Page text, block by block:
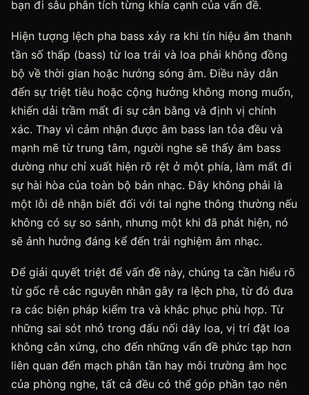
bạn đi sâu phân tích từng khía cạnh của vấn đề.
Hiện tượng lệch pha bass xảy ra khi tín hiệu âm thanh
tần số thấp (bass) từ loa trái và loa phải không đồng
bộ về thời gian hoặc hướng sóng âm. Điều này dẫn
đến sự triệt tiêu hoặc cộng hưởng không mong muốn,
khiến dải trầm mất đi sự cân bằng và định vị chính
xác. Thay vì cảm nhận được âm bass lan tỏa đều và
mạnh mẽ từ trung tâm, người nghe sẽ thấy âm bass
dường như chỉ xuất hiện rõ rệt ở một phía, làm mất đi
sự hài hòa của toàn bộ bản nhạc. Đây không phải là
một lỗi dễ nhận biết đối với tai nghe thông thường nếu
không có sự so sánh, nhưng một khi đã phát hiện, nó
sẽ ảnh hưởng đáng kể đến trải nghiệm âm nhạc.
Để giải quyết triệt để vấn đề này, chúng ta cần hiểu rõ
từ gốc rễ các nguyên nhân gây ra lệch pha, từ đó đưa
ra các biện pháp kiểm tra và khắc phục phù hợp. Từ
những sai sót nhỏ trong đấu nối dây loa, vị trí đặt loa
không cân xứng, cho đến những vấn đề phức tạp hơn
liên quan đến mạch phân tần hay môi trường âm học
của phòng nghe, tất cả đều có thể góp phần tạo nên